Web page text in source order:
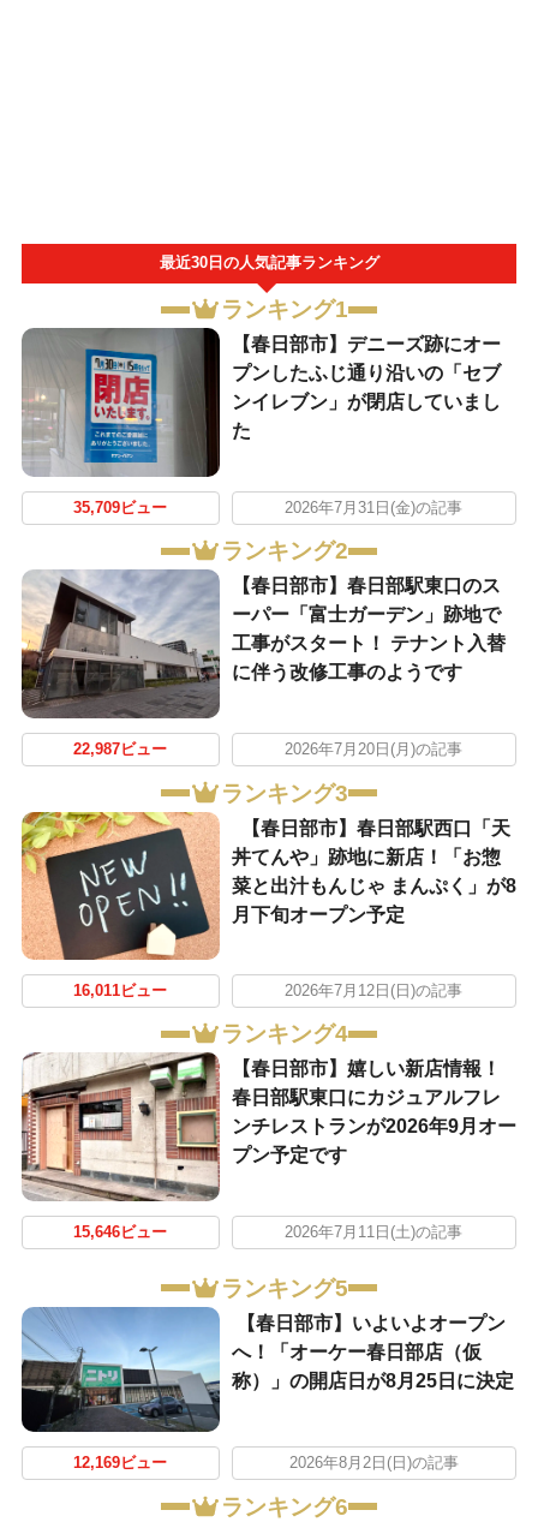
最近30日の人気記事ランキング
ランキング1
【春日部市】デニーズ跡にオー
プンしたふじ通り沿いの「セブ
ンイレブン」が閉店していまし
た
35,709ビュー 2026年7月31日(金)の記事
ランキング2
【春日部市】春日部駅東口のス
ーパー「富士ガーデン」跡地で
工事がスタート！ テナント入替
に伴う改修工事のようです
22,987ビュー 2026年7月20日(月)の記事
ランキング3
【春日部市】春日部駅西口「天
丼てんや」跡地に新店！「お惣
菜と出汁もんじゃ まんぷく」が8
月下旬オープン予定
16,011ビュー 2026年7月12日(日)の記事
ランキング4
【春日部市】嬉しい新店情報！
春日部駅東口にカジュアルフレ
ンチレストランが2026年9月オー
プン予定です
15,646ビュー 2026年7月11日(土)の記事
ランキング5
【春日部市】いよいよオープン
へ！「オーケー春日部店（仮
称）」の開店日が8月25日に決定
12,169ビュー 2026年8月2日(日)の記事
ランキング6